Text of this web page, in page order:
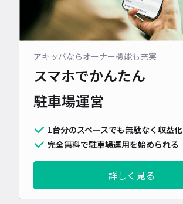
アキッパならオーナー機能も充実
スマホでかんたん
駐車場運営
1台分のスペースでも無駄なく収益化
完全無料で駐車場運用を始められる
詳しく見る